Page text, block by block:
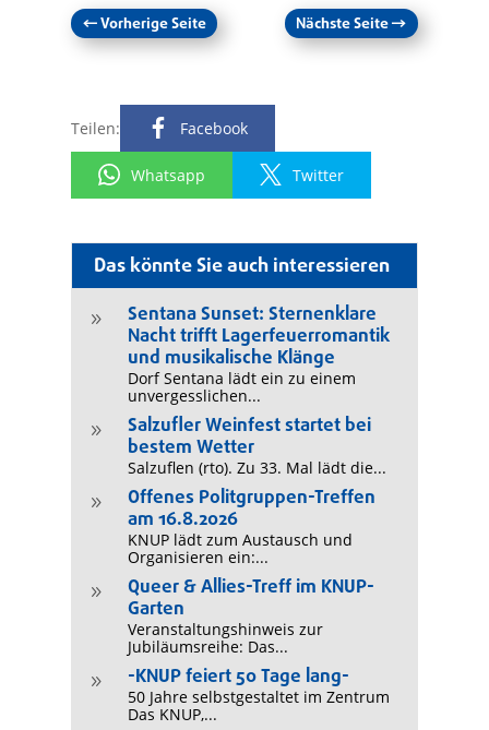
Das könnte Sie auch interessieren
9
Sentana Sunset: Sternenklare
Nacht trifft Lagerfeuerromantik
und musikalische Klänge
Dorf Sentana lädt ein zu einem
unvergesslichen...
9
Salzufler Weinfest startet bei
bestem Wetter
Salzuflen (rto). Zu 33. Mal lädt die...
9
Offenes Politgruppen-Treffen
am 16.8.2026
KNUP lädt zum Austausch und
Organisieren ein:...
9
Queer & Allies-Treff im KNUP-
Garten
Veranstaltungshinweis zur
Jubiläumsreihe: Das...
9 -KNUP feiert 50 Tage lang-
50 Jahre selbstgestaltet im Zentrum
Das KNUP,...
←Vorherige Seite Nächste Seite→
Teilen: Facebook
Whatsapp Twitter